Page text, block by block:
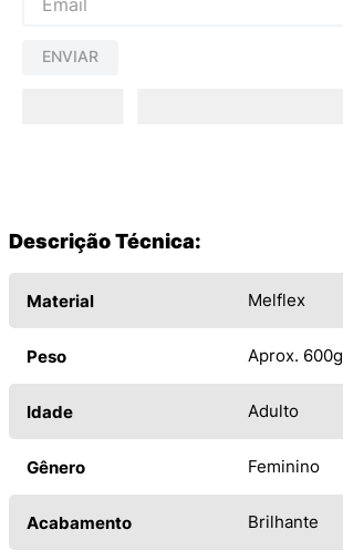
ENVIAR
Descrição Técnica:
Material Melflex
Peso Aprox. 600g
Idade Adulto
Gênero Feminino
Acabamento Brilhante